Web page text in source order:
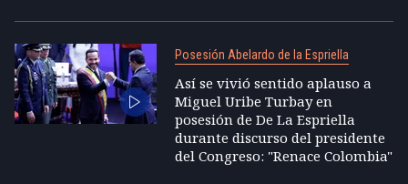
Posesión Abelardo de la Espriella
Así se vivió sentido aplauso a
Miguel Uribe Turbay en
posesión de De La Espriella
durante discurso del presidente
del Congreso: "Renace Colombia"